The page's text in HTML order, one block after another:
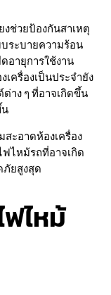
งช่วยป้องกันสาเหตุ
ระบายความร้อน
อายุการใช้งาน
ครื่องเป็นประจำยัง
าง ๆ ที่อาจเกิดขึ้น
สะอาดห้องเครื่อง
ไหม้รถที่อาจเกิด
ยสูงสุด
ไหม้